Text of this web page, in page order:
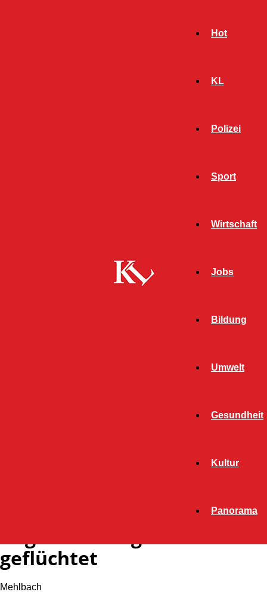
Hot
KL
Polizei
Sport
Wirtschaft
Jobs
Bildung
Umwelt
Gesundheit
Kultur
Panorama
Gegen Mauer gekracht und geflüchtet
geflüchtet
Mehlbach